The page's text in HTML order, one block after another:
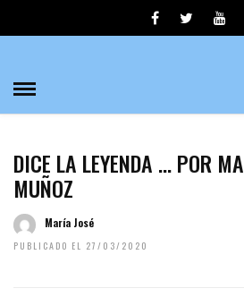
DICE LA LEYENDA … POR
MUÑOZ
María José
PUBLICADO EL 27/03/2020